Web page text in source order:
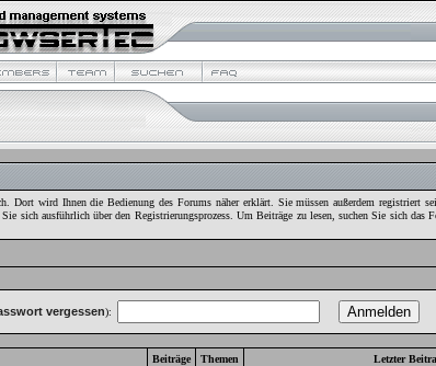
Dort wird Ihnen die Bedienung des Forums näher erklärt. Sie müssen außerdem registriert
Sie sich ausführlich über den Registrierungsprozess. Um Beiträge zu lesen, suchen Sie sich das
vergessen):
Beiträge Themen Letzter